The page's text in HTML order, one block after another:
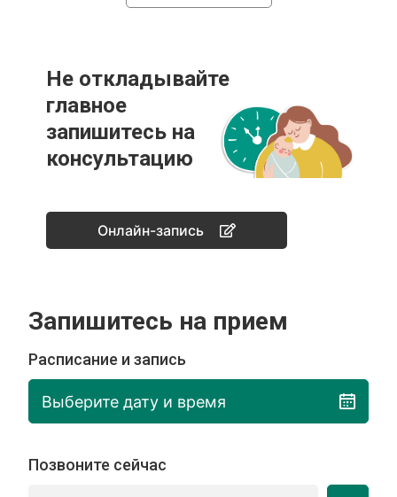
Не откладывайте
главное
запишитесь на
консультацию
Онлайн-запись
Запишитесь на прием
Расписание и запись
Выберите дату и время
Позвоните сейчас